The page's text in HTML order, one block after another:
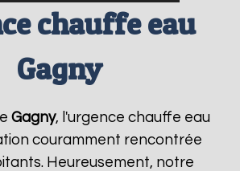
chauffe eau
Gagny
Gagny, l'urgence chauffe eau
couramment rencontrée
Heureusement, notre